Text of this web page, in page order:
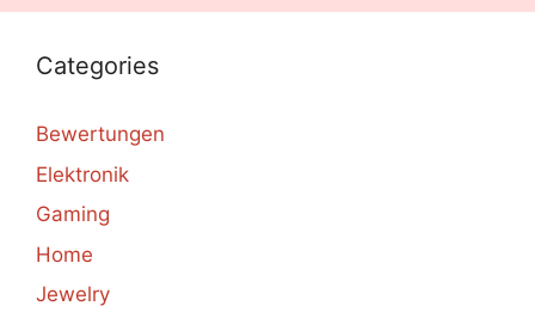
Categories
Bewertungen
Elektronik
Gaming
Home
Jewelry